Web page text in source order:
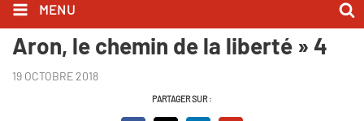
MENU
Avant-première de « Raymond
Aron, le chemin de la liberté » 4
19 OCTOBRE 2018
PARTAGER SUR :